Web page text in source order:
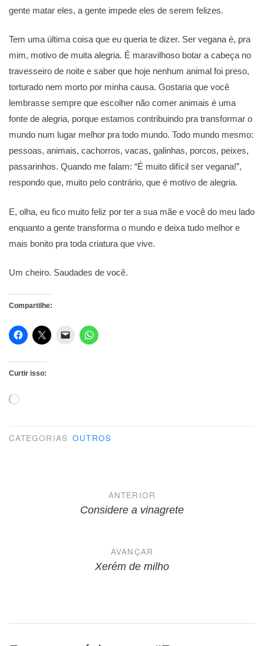
gente matar eles, a gente impede eles de serem felizes.
Tem uma última coisa que eu queria te dizer. Ser vegana é, pra
mim, motivo de muita alegria. É maravilhoso botar a cabeça no
travesseiro de noite e saber que hoje nenhum animal foi preso,
torturado nem morto por minha causa. Gostaria que você
lembrasse sempre que escolher não comer animais é uma
fonte de alegria, porque estamos contribuindo pra transformar o
mundo num lugar melhor pra todo mundo. Todo mundo mesmo:
pessoas, animais, cachorros, vacas, galinhas, porcos, peixes,
passarinhos. Quando me falam: “É muito difícil ser vegana!”,
respondo que, muito pelo contrário, que é motivo de alegria.
E, olha, eu fico muito feliz por ter a sua mãe e você do meu lado
enquanto a gente transforma o mundo e deixa tudo melhor e
mais bonito pra toda criatura que vive.
Um cheiro. Saudades de você.
Compartilhe:
Curtir isso:
Carregando...
CATEGORIAS OUTROS
NavegaçãoANTERIOR
Considere a vinagrete
AVANÇAR
Xerém de milho